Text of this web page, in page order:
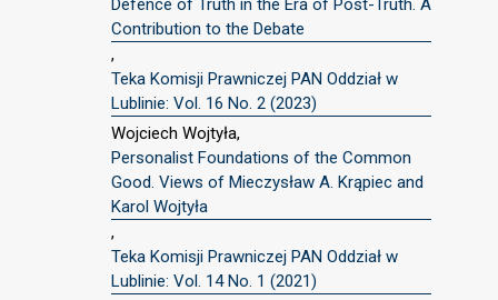
Defence of Truth in the Era of Post-Truth. A
Contribution to the Debate
,
Teka Komisji Prawniczej PAN Oddział w
Lublinie: Vol. 16 No. 2 (2023)
Wojciech Wojtyła,
Personalist Foundations of the Common
Good. Views of Mieczysław A. Krąpiec and
Karol Wojtyła
,
Teka Komisji Prawniczej PAN Oddział w
Lublinie: Vol. 14 No. 1 (2021)